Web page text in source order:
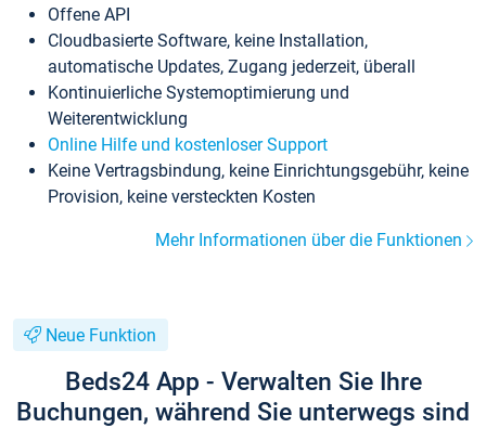
Offene API
Cloudbasierte Software, keine Installation,
automatische Updates, Zugang jederzeit, überall
Kontinuierliche Systemoptimierung und
Weiterentwicklung
Online Hilfe und kostenloser Support
Keine Vertragsbindung, keine Einrichtungsgebühr, keine
Provision, keine versteckten Kosten
Mehr Informationen über die Funktionen
Neue Funktion
Beds24 App - Verwalten Sie Ihre
Buchungen, während Sie unterwegs sind